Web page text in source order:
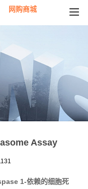
网购商城
Assay
1-依赖的细胞死